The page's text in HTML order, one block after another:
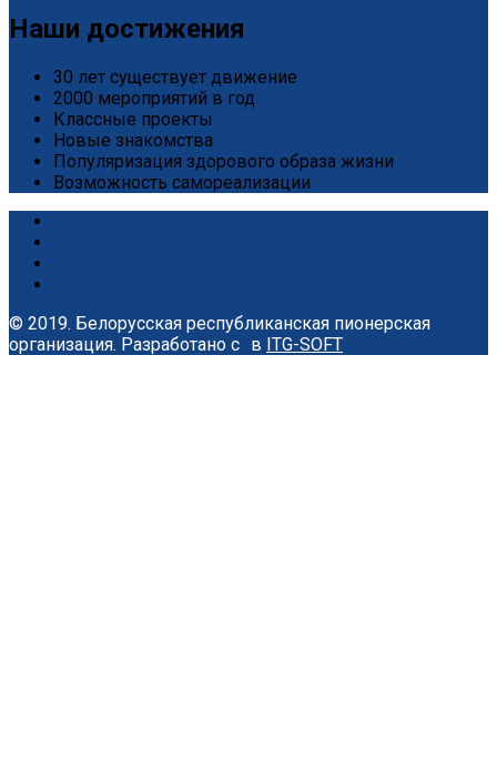
Наши достижения
30 лет существует движение
2000 мероприятий в год
Классные проекты
Новые знакомства
Популяризация здорового образа жизни
Возможность самореализации
© 2019. Белорусская республиканская пионерская
организация. Разработано с в ITG-SOFT